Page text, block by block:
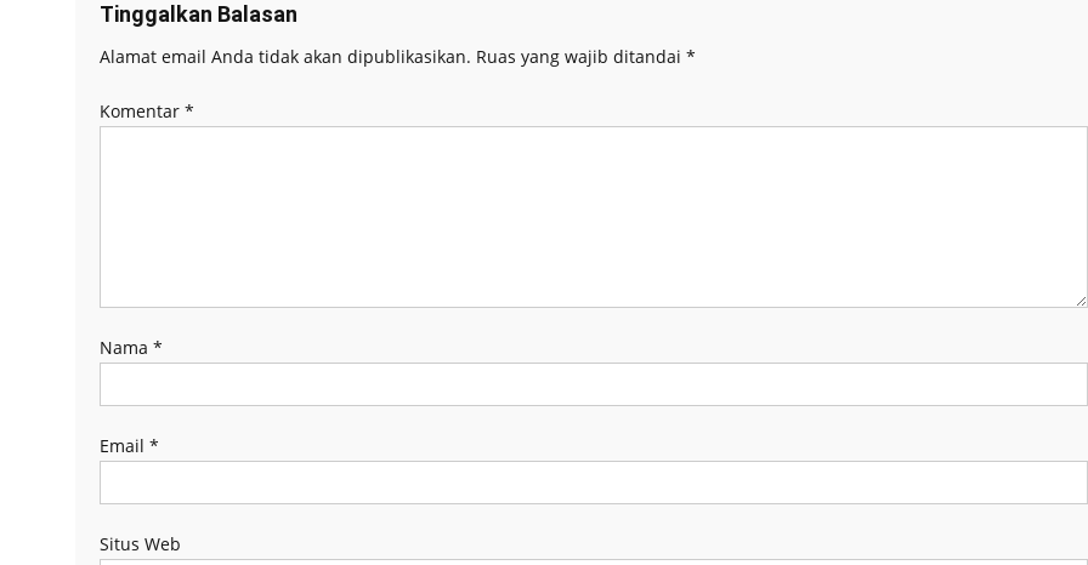
Tinggalkan Balasan
Alamat email Anda tidak akan dipublikasikan. Ruas yang wajib ditandai *
Komentar *
Nama *
Email *
Situs Web